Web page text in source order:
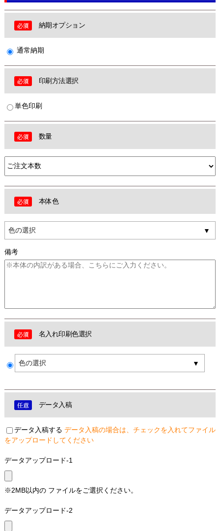
納期オプション
通常納期
印刷方法選択
単色印刷
数量
本体色
色の選択
備考
名入れ印刷色選択
色の選択
データ入稿
データ入稿する データ入稿の場合は、チェックを入れてファイル
をアップロードしてください
データアップロード-1
※2MB以内の ファイルをご選択ください。
データアップロード-2